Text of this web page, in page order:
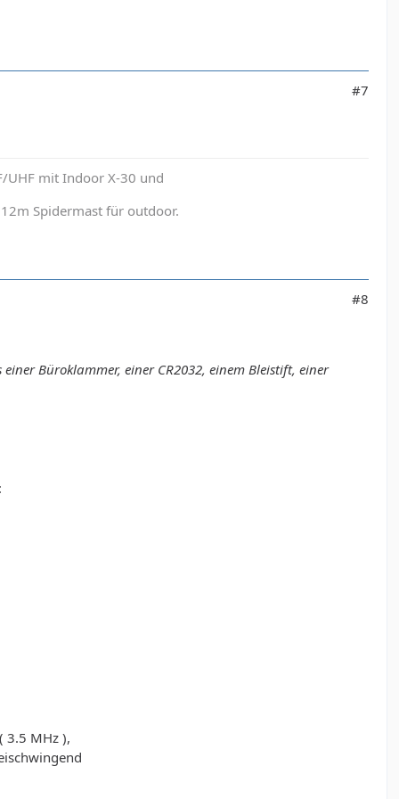
#7
UHF mit Indoor X-30 und
Spidermast für outdoor.
#8
Büroklammer, einer CR2032, einem Bleistift, einer
3.5 MHz ),